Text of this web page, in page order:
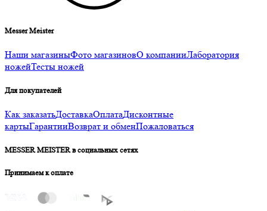
Messer Meister
Наши магазиныФото магазиновО компанииЛаборатория
ножейТесты ножей
Для покупателей
Как заказатьДоставкаОплатаДисконтные
картыГарантииВозврат и обменПожаловаться
MESSER MEISTER в социальных сетях
Принимаем к оплате